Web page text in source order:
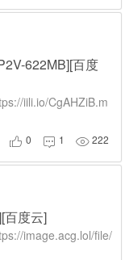
622MB][百度
iili.io/CgAHZiB.m
 0  1 222
百度云]
image.acg.lol/file/